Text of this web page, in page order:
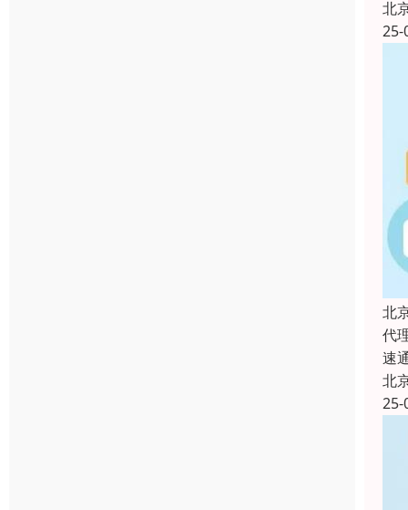
北
25-
北
代
速
北
25-